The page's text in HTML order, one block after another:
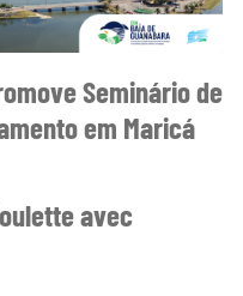
Seminário de
em Maricá
avec